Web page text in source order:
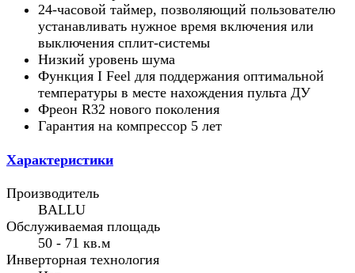
24-часовой таймер, позволяющий пользователю
устанавливать нужное время включения или
выключения сплит-системы
Низкий уровень шума
Функция I Feel для поддержания оптимальной
температуры в месте нахождения пульта ДУ
Фреон R32 нового поколения
Гарантия на компрессор 5 лет
Характеристики
Производитель
BALLU
Обслуживаемая площадь
50 - 71 кв.м
Инверторная технология